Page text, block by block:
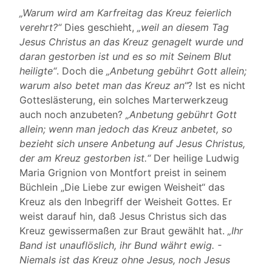
„Warum wird am Karfreitag das Kreuz feierlich
verehrt?“Dies geschieht, „weil an diesem Tag
Jesus Christus an das Kreuz genagelt wurde und
daran gestorben ist und es so mit Seinem Blut
heiligte“. Doch die „Anbetung gebührt Gott allein;
warum also betet man das Kreuz an“? Ist es nicht
Gotteslästerung, ein solches Marterwerkzeug
auch noch anzubeten? „Anbetung gebührt Gott
allein; wenn man jedoch das Kreuz anbetet, so
bezieht sich unsere Anbetung auf Jesus Christus,
der am Kreuz gestorben ist.“Der heilige Ludwig
Maria Grignion von Montfort preist in seinem
Büchlein „Die Liebe zur ewigen Weisheit“ das
Kreuz als den Inbegriff der Weisheit Gottes. Er
weist darauf hin, daß Jesus Christus sich das
Kreuz gewissermaßen zur Braut gewählt hat. „Ihr
Band ist unauflöslich, ihr Bund währt ewig. -
Niemals ist das Kreuz ohne Jesus, noch Jesus